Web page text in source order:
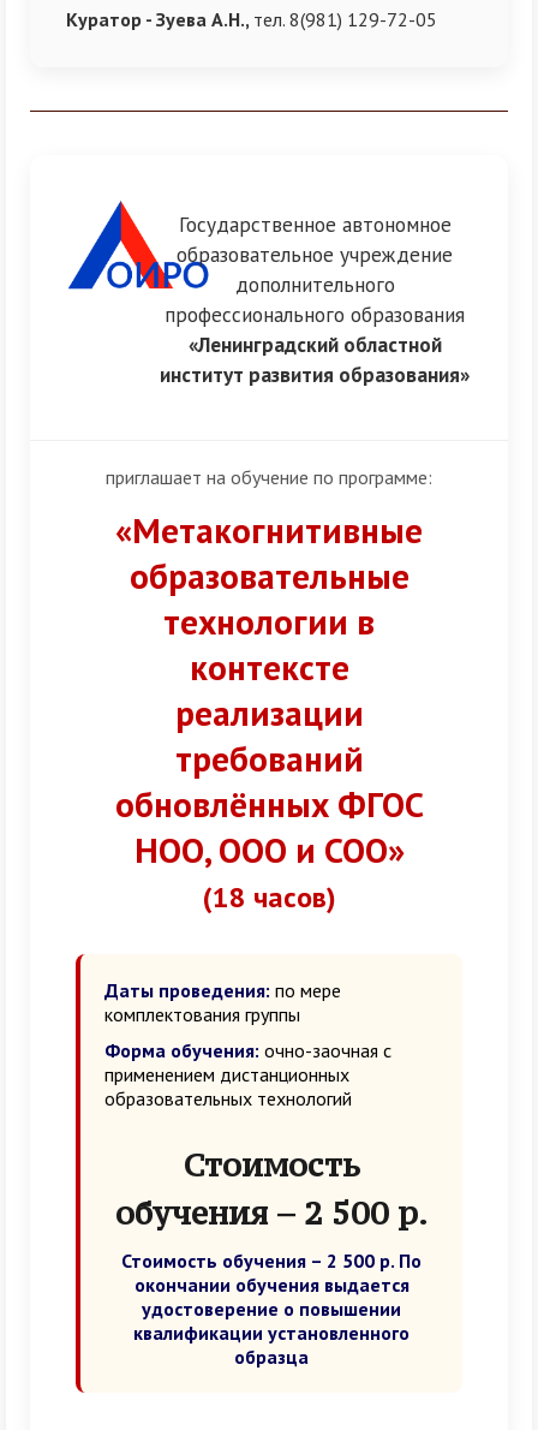
Куратор - Зуева А.Н., тел. 8(981) 129-72-05
Государственное автономное
образовательное учреждение
дополнительного
профессионального образования
«Ленинградский областной
институт развития образования»
приглашает на обучение по программе:
«Метакогнитивные
образовательные
технологии в
контексте
реализации
требований
обновлённых ФГОС
НОО, ООО и СОО»
(18 часов)
Даты проведения: по мере
комплектования группы
Форма обучения: очно-заочная с
применением дистанционных
образовательных технологий
Стоимость
обучения – 2 500 р.
Стоимость обучения – 2 500 р. По
окончании обучения выдается
удостоверение о повышении
квалификации установленного
образца